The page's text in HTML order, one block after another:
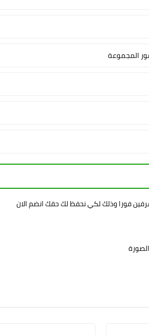
المجموعة
فورا وذلك لكي نحفظ لك حقك انضم الان